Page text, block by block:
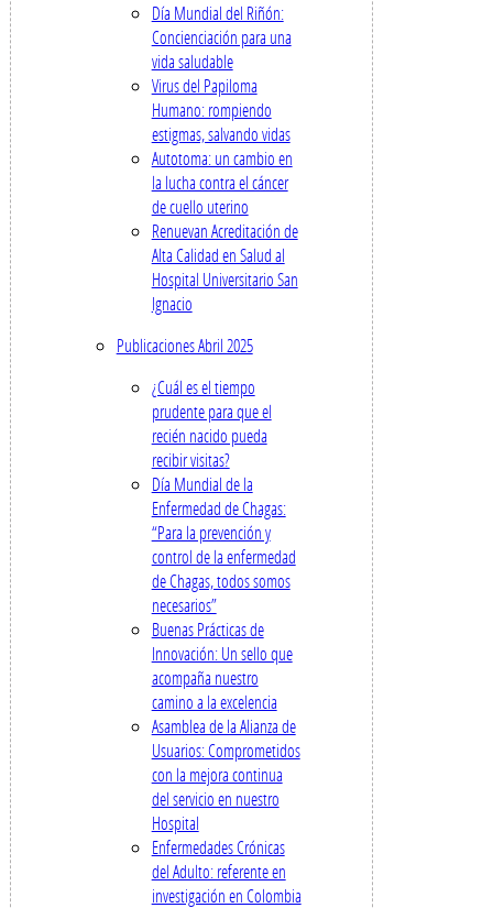
Día Mundial del Riñón:
Concienciación para una
vida saludable
Virus del Papiloma
Humano: rompiendo
estigmas, salvando vidas
Autotoma: un cambio en
la lucha contra el cáncer
de cuello uterino
Renuevan Acreditación de
Alta Calidad en Salud al
Hospital Universitario San
Ignacio
Publicaciones Abril 2025
¿Cuál es el tiempo
prudente para que el
recién nacido pueda
recibir visitas?
Día Mundial de la
Enfermedad de Chagas:
“Para la prevención y
control de la enfermedad
de Chagas, todos somos
necesarios”
Buenas Prácticas de
Innovación: Un sello que
acompaña nuestro
camino a la excelencia
Asamblea de la Alianza de
Usuarios: Comprometidos
con la mejora continua
del servicio en nuestro
Hospital
Enfermedades Crónicas
del Adulto: referente en
investigación en Colombia